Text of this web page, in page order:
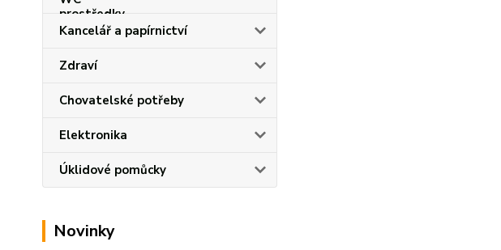
Kancelář a papírnictví
Zdraví
Chovatelské potřeby
Elektronika
Úklidové pomůcky
Novinky